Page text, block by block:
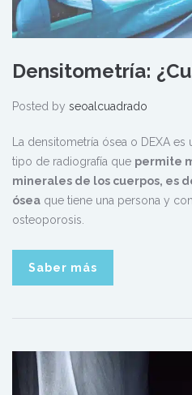
Densitometría:
Posted by seoalcuadrado
La densitometría ósea o DEXA es
tipo de radiografía que permite
minerales de los cuerpos, es
ósea que tiene una persona y
osteoporosis.
Saber más